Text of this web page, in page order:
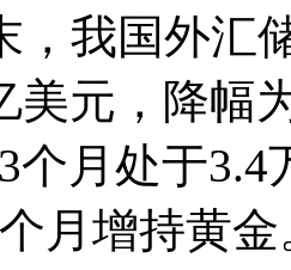
，我国外汇
美元，降幅
个月处于
月增持黄金